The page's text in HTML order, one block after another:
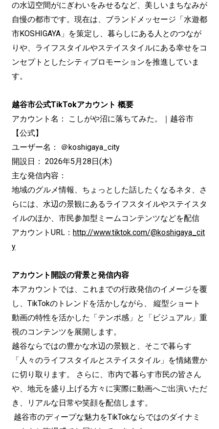
の水辺空間がにぎわいをみせるなど、美しいまちなみが
自慢の都市です。現在は、ブランドメッセージ「水遊都
市KOSHIGAYA」を策定し、暮らしにある人とのつなが
りや、ライフスタイルやステイスタイルにある幸せをコ
ンセプトとしたシティプロモーションを推進していま
す。
越谷市公式TikTokアカウント 概要
アカウント名： こしがや沼に落ちてみた。｜越谷市
【公式】
ユーザー名： ＠koshigaya_city
開設日： 2026年5月28日(木)
主な発信内容：
地域のグルメ情報、ちょっとした話したくなるネタ、さ
らには、水辺の景観にあるライフスタイルやステイスタ
イルのほか、市民参加型ミームコンテンツなどを配信
アカウントURL： http://www.tiktok.com/@koshigaya_cit
y
アカウント開設の背景と発信内容
本アカウントでは、これまでの行政発信のイメージを覆
し、TikTokのトレンドを活かしながら、 縦型ショート
動画の特性を活かした「テンポ感」と「ビジュアル」重
視のコンテンツを展開します。
越谷ならではの豊かな水辺の景観と、そこで暮らす
「人々のライフスタイルとステイスタイル」を情緒豊か
に切り取ります。 さらに、市内で暮らす市民の皆さん
や、地元を盛り上げる方々に実際に動画へご出演いただ
き、リアルな日常や笑顔を配信します。
越谷市のディープな魅力をTikTokならではのダイナミ